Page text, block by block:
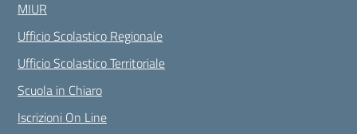
MIUR
Ufficio Scolastico Regionale
Ufficio Scolastico Territoriale
Scuola in Chiaro
Iscrizioni On Line